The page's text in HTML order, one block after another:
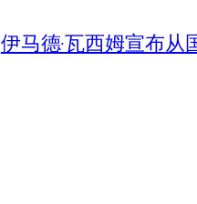
伊马德·瓦西姆宣布从